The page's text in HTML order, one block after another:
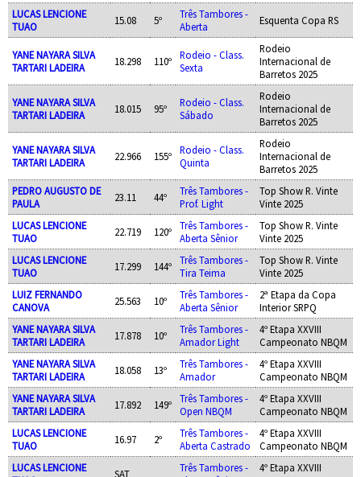
LUCAS LENCIONE
TUAO
15.08 5º
Três Tambores -
Aberta
Esquenta Copa RS
YANE NAYARA SILVA
TARTARI LADEIRA
18.298 110º
Rodeio - Class.
Sexta
Rodeio
Internacional de
Barretos 2025
YANE NAYARA SILVA
TARTARI LADEIRA
18.015 95º
Rodeio - Class.
Sábado
Rodeio
Internacional de
Barretos 2025
YANE NAYARA SILVA
TARTARI LADEIRA
22.966 155º
Rodeio - Class.
Quinta
Rodeio
Internacional de
Barretos 2025
PEDRO AUGUSTO DE
PAULA
23.11 44º
Três Tambores -
Prof. Light
Top Show R. Vinte
Vinte 2025
LUCAS LENCIONE
TUAO
22.719 120º
Três Tambores -
Aberta Sênior
Top Show R. Vinte
Vinte 2025
LUCAS LENCIONE
TUAO
17.299 144º
Três Tambores -
Tira Teima
Top Show R. Vinte
Vinte 2025
LUIZ FERNANDO
CANOVA
25.563 10º
Três Tambores -
Aberta Sênior
2ª Etapa da Copa
Interior SRPQ
YANE NAYARA SILVA
TARTARI LADEIRA
17.878 10º
Três Tambores -
Amador Light
4º Etapa XXVIII
Campeonato NBQM
YANE NAYARA SILVA
TARTARI LADEIRA
18.058 13º
Três Tambores -
Amador
4º Etapa XXVIII
Campeonato NBQM
YANE NAYARA SILVA
TARTARI LADEIRA
17.892 149º
Três Tambores -
Open NBQM
4º Etapa XXVIII
Campeonato NBQM
LUCAS LENCIONE
TUAO
16.97 2º
Três Tambores -
Aberta Castrado
4º Etapa XXVIII
Campeonato NBQM
LUCAS LENCIONE
SAT
Três Tambores -
4º Etapa XXVIII